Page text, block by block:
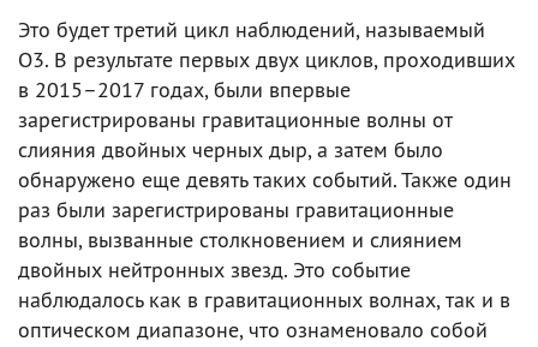
Это будет третий цикл наблюдений, называемый
О3. В результате первых двух циклов, проходивших
в 2015–2017 годах, были впервые
зарегистрированы гравитационные волны от
слияния двойных черных дыр, а затем было
обнаружено еще девять таких событий. Также один
раз были зарегистрированы гравитационные
волны, вызванные столкновением и слиянием
двойных нейтронных звезд. Это событие
наблюдалось как в гравитационных волнах, так и в
оптическом диапазоне, что ознаменовало собой